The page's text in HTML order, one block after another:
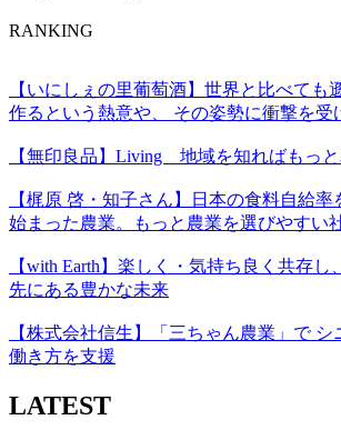
RANKING
【いにしぇの里葡萄酒】世界と比べても
作るという熱意や、 その姿勢に衝撃を受
【無印良品】Living 地域を知ればもっ
【梶原 啓・知子さん】日本の食料自給率
始まった農業。もっと農業を選びやすい
【with Earth】楽しく・気持ち良く共存
先にある豊かな未来
【株式会社信生】「三ちゃん農業」で
働き方を支援
LATEST